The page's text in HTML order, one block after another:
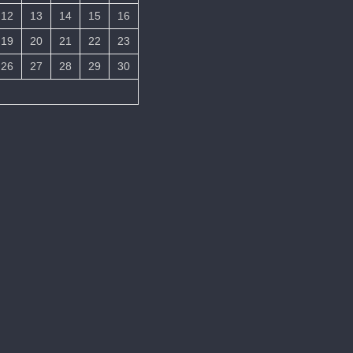
12
13 14 15
16
19
20 21 22
23
26
27 28 29 30